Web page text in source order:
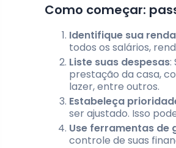
Como começar:
Identifique sua
todos os salários,
Liste suas despesas:
prestação da casa,
lazer, entre outros.
Estabeleça
ser ajustado. Isso
Use ferramentas de
controle de suas